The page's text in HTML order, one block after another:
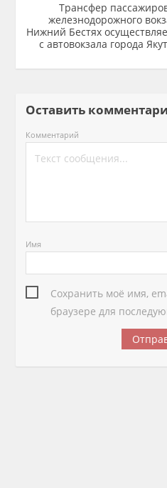
Трансфер
железнодорожного
Нижний Бестях
с автовокзала города
Оставить
Комментарий
Имя
Сохранить моё имя,
браузере для